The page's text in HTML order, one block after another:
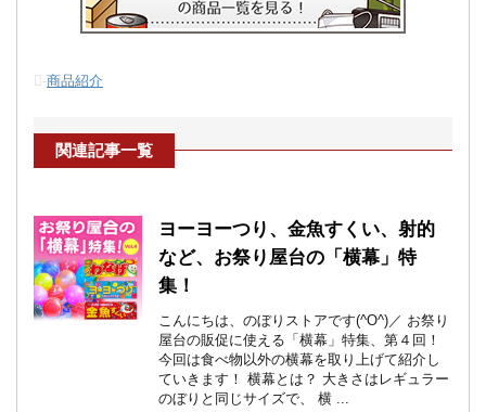
-商品紹介
関連記事一覧
ヨーヨーつり、金魚すくい、射的
など、お祭り屋台の「横幕」特
集！
こんにちは、のぼりストアです(^O^)／ お祭り
屋台の販促に使える「横幕」特集、第４回！
今回は食べ物以外の横幕を取り上げて紹介し
ていきます！ 横幕とは？ 大きさはレギュラー
のぼりと同じサイズで、 横 ...